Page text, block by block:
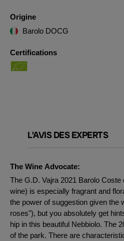
Origine
Barolo DOCG
Certifications
L'AVIS DES EXPERTS
The Wine Advocate:
The G.D. Vajra 2021 Barolo
wine) is especially fragrant and
the power of suggestion given the
roses"), but you absolutely get
hip in this beautiful Nebbiolo. The
of the park. There are